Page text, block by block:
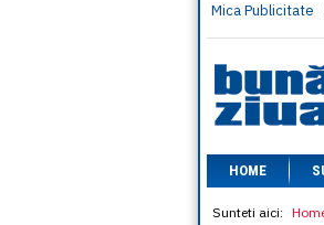
Mica Publicitate
HOME
Sunteti aici: